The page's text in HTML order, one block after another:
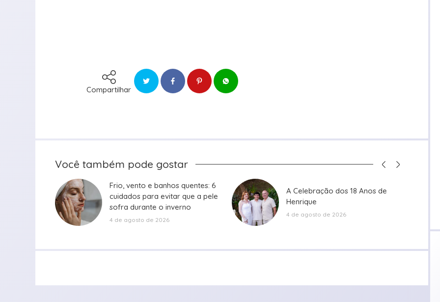
Compartilhar
Você também pode gostar
Frio, vento e banhos quentes: 6
cuidados para evitar que a pele
sofra durante o inverno
Frio, vento e banhos quentes: 6
cuidados para evitar que a pele
sofra durante o inverno
4 de agosto de 2026
A Celebração dos 18 Anos de
Henrique
A Celebração dos 18 Anos de
Henrique
4 de agosto de 2026